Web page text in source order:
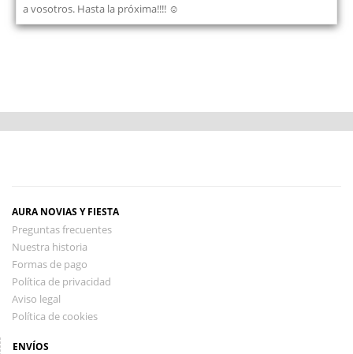
a vosotros. Hasta la próxima!!!! ☺️
AURA NOVIAS Y FIESTA
Preguntas frecuentes
Nuestra historia
Formas de pago
Política de privacidad
Aviso legal
Política de cookies
ENVÍOS